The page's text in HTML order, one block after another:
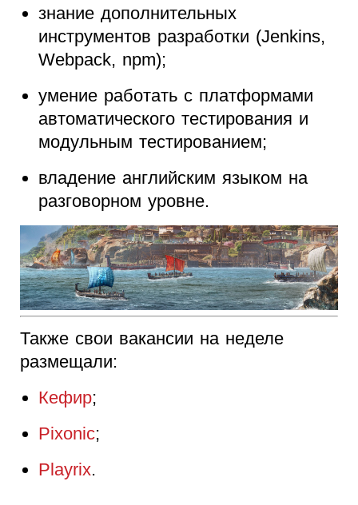
знание дополнительных
инструментов разработки (Jenkins,
Webpack, npm);
умение работать с платформами
автоматического тестирования и
модульным тестированием;
владение английским языком на
разговорном уровне.
Также свои вакансии на неделе
размещали:
Кефир;
Pixonic;
Playrix.